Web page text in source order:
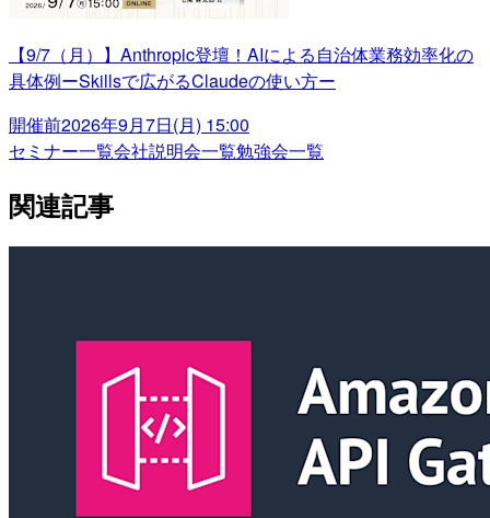
【9/7（月）】Anthropic登壇！AIによる自治体業務効率化の
具体例ーSkillsで広がるClaudeの使い方ー
開催前2026年9月7日(月) 15:00
セミナー一覧会社説明会一覧勉強会一覧
関連記事